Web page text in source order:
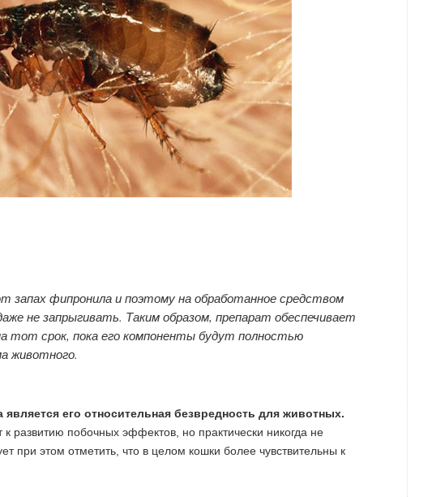
запах фипронила и поэтому на обработанное средством
не запрыгивать. Таким образом, препарат обеспечивает
тот срок, пока его компоненты будут полностью
животного.
его относительная безвредность для животных.
к развитию побочных эффектов, но практически никогда не
при этом отметить, что в целом кошки более чувствительны к